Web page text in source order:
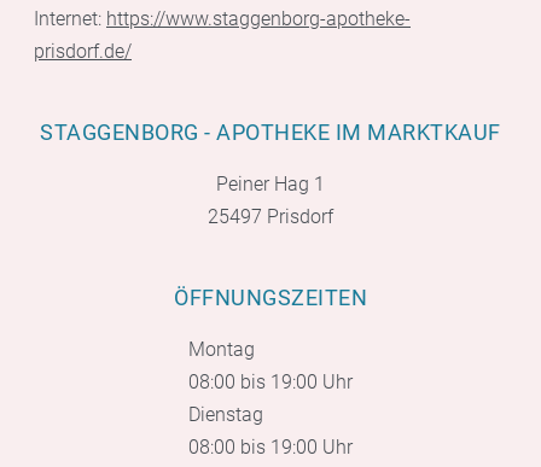
Internet: https://www.staggenborg-apotheke-
prisdorf.de/
STAGGENBORG - APOTHEKE IM MARKTKAUF
Peiner Hag 1
25497 Prisdorf
ÖFFNUNGSZEITEN
Montag
08:00 bis 19:00 Uhr
Dienstag
08:00 bis 19:00 Uhr